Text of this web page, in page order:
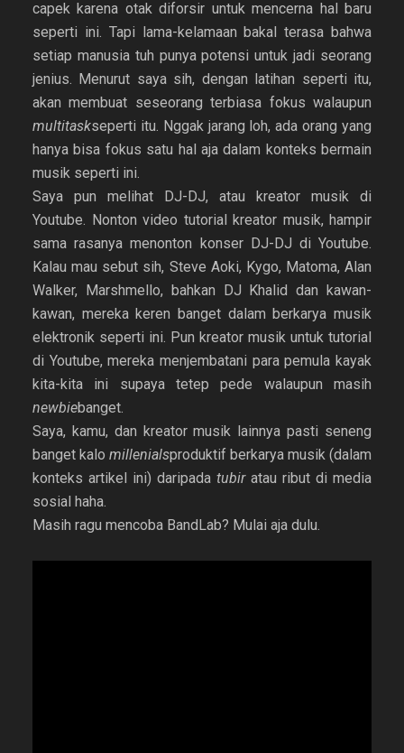
capek karena otak diforsir untuk mencerna hal baru
seperti ini. Tapi lama-kelamaan bakal terasa bahwa
setiap manusia tuh punya potensi untuk jadi seorang
jenius. Menurut saya sih, dengan latihan seperti itu,
akan membuat seseorang terbiasa fokus walaupun
multitaskseperti itu. Nggak jarang loh, ada orang yang
hanya bisa fokus satu hal aja dalam konteks bermain
musik seperti ini.
Saya pun melihat DJ-DJ, atau kreator musik di
Youtube. Nonton video tutorial kreator musik, hampir
sama rasanya menonton konser DJ-DJ di Youtube.
Kalau mau sebut sih, Steve Aoki, Kygo, Matoma, Alan
Walker, Marshmello, bahkan DJ Khalid dan kawan-
kawan, mereka keren banget dalam berkarya musik
elektronik seperti ini. Pun kreator musik untuk tutorial
di Youtube, mereka menjembatani para pemula kayak
kita-kita ini supaya tetep pede walaupun masih
newbiebanget.
Saya, kamu, dan kreator musik lainnya pasti seneng
banget kalo millenialsproduktif berkarya musik (dalam
konteks artikel ini) daripada tubir atau ribut di media
sosial haha.
Masih ragu mencoba BandLab? Mulai aja dulu.